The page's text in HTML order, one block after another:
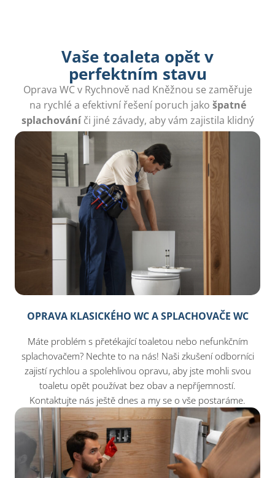
Vaše toaleta opět v
perfektním stavu
Oprava WC v Rychnově nad Kněžnou se zaměřuje
na rychlé a efektivní řešení poruch jako špatné
splachováníči jiné závady, aby vám zajistila klidný
domov.
OPRAVA KLASICKÉHO WC A SPLACHOVAČE WC
Máte problém s přetékající toaletou nebo nefunkčním
splachovačem? Nechte to na nás! Naši zkušení odborníci
zajistí rychlou a spolehlivou opravu, aby jste mohli svou
toaletu opět používat bez obav a nepříjemností.
Kontaktujte nás ještě dnes a my se o vše postaráme.